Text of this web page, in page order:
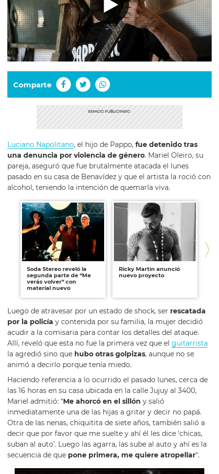
Comparte
Luciano Napolitano, el hijo de Pappo, fue detenido tras
una denuncia por violencia de género. Mariel Oleiro, su
pareja, aseguró que fue brutalmente atacada el lunes
pasado en su casa de Benavídez y que el artista la roció con
alcohol, teniendo la intención de quemarla viva.
Soda Stereo reveló la
segunda parte de “Me
verás volver” con
material nuevo
Ricky Martin anunció
nuevo proyecto
Luego de atravesar por un estado de shock, ser rescatada
por la policía y contenida por su familia, la mujer decidió
acudir a la comisaria para contar los detalles del ataque.
Allí, reveló que esta no fue la primera vez que el guitarrista
la agredió sino que hubo otras golpizas, aunque no se
animó a decirlo porque tenía miedo.
Haciendo referencia a lo ocurrido el pasado lunes, cerca de
las 16 horas en su casa ubicada en la calle Jujuy al 3400,
Mariel admitió: “Me ahorcó en el sillón y salió
inmediatamente una de las hijas a gritar y decir no papá.
Otra de las nenas, chiquitita de siete años, también salió a
decir que por favor que me suelte y ahí él les dice ‘chicas,
suban al auto’. Luego las agarra, las sube al auto y ahí es la
secuencia de que pone primera, me quiere atropellar“.